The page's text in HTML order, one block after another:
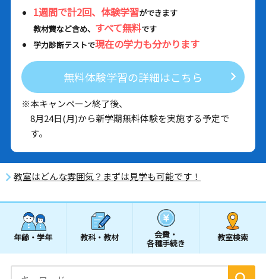
1週間で計2回、体験学習ができます
教材費など含め、 すべて無料です
学力診断テストで現在の学力も分かります
無料体験学習の詳細はこちら
※本キャンペーン終了後、
8月24日(月)から新学期無料体験を実施する予定で
す。
教室はどんな雰囲気？まずは見学も可能です！
年齢・学年 教科・教材 会費・
各種手続き
教室検索